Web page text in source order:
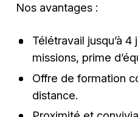
Nos avantages :
Télétravail jusqu’à 4
missions, prime
Offre de formation
distance.